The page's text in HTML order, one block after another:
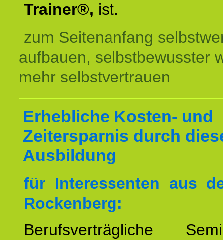
Trainer®, ist.
zum Seitenanfang
aufbauen, selbstbewusster
mehr selbstvertrauen
Erhebliche Kosten- und
Zeitersparnis durch
Ausbildung
für Interessenten aus
Rockenberg:
Berufsverträgliche